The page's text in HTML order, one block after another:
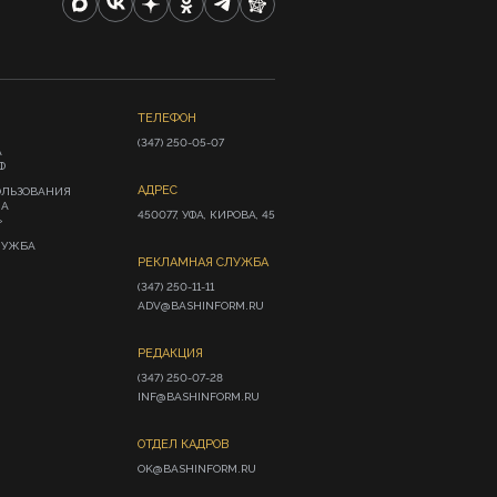
ТЕЛЕФОН
(347) 250-05-07
АДРЕС
450077, УФА, КИРОВА, 45
РЕКЛАМНАЯ СЛУЖБА
(347) 250-11-11
ADV@BASHINFORM.RU
РЕДАКЦИЯ
(347) 250-07-28
INF@BASHINFORM.RU
ОТДЕЛ КАДРОВ
OK@BASHINFORM.RU